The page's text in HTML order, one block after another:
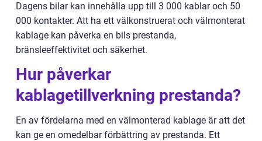
Dagens bilar kan innehålla upp till 3 000 kablar och 50
000 kontakter. Att ha ett välkonstruerat och välmonterat
kablage kan påverka en bils prestanda,
bränsleeffektivitet och säkerhet.
Hur påverkar
kablagetillverkning prestanda?
En av fördelarna med en välmonterad kablage är att det
kan ge en omedelbar förbättring av prestanda. Ett